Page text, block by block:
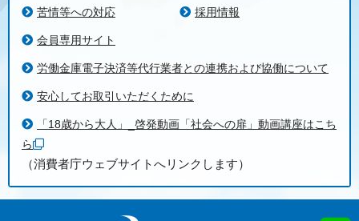
苦情等への対応 採用情報
会員専用サイト
労働金庫電子決済等代行業者との連携および協働について
安心してお取引いただくために
「18歳から大人」_啓発動画「社会への扉」動画講座はこち
ら
（消費者庁ウェブサイトへリンクします）